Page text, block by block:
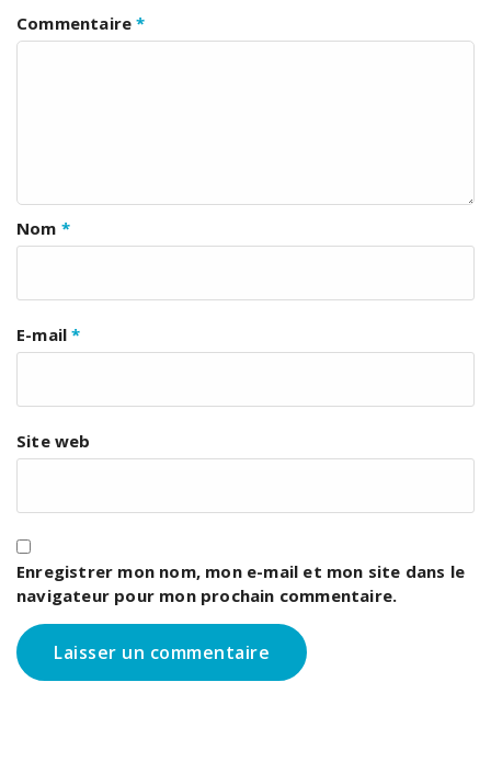
Commentaire*
Nom *
E-mail*
Site web
Enregistrer mon nom, mon e-mail et mon site dans le
navigateur pour mon prochain commentaire.